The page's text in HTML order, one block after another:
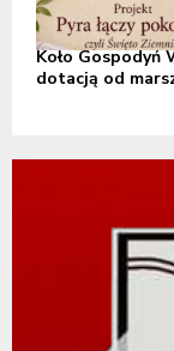
Koło Gospodyń
dotacją od